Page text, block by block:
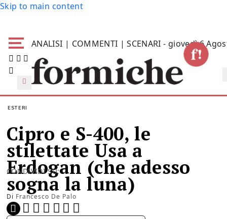
Skip to main content
ANALISI | COMMENTI | SCENARI - giovedì 6
ESTERI
Cipro e S-400, le
stilettate Usa a
Erdogan (che adesso
sogna la luna)
Di Francesco De Palo
CONDIVIDI SU: